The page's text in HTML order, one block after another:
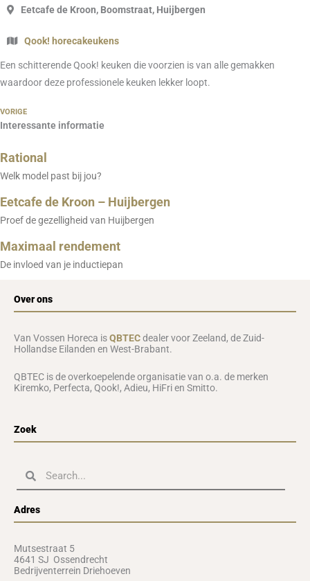
Eetcafe de Kroon, Boomstraat, Huijbergen
Qook! horecakeukens
Een schitterende Qook! keuken die voorzien is van alle gemakken
waardoor deze professionele keuken lekker loopt.
VORIGE
Interessante informatie
Rational
Welk model past bij jou?
Eetcafe de Kroon – Huijbergen
Proef de gezelligheid van Huijbergen
Maximaal rendement
De invloed van je inductiepan
Over ons
Van Vossen Horeca isQBTECdealer voor Zeeland, de Zuid-
Hollandse Eilanden en West-Brabant.
QBTEC is de overkoepelende organisatie van o.a. de merken
Kiremko, Perfecta, Qook!, Adieu, HiFri en Smitto.
Zoek
ZoekenZoeken
Adres
Mutsestraat 5
4641 SJ Ossendrecht
Bedrijventerrein Driehoeven